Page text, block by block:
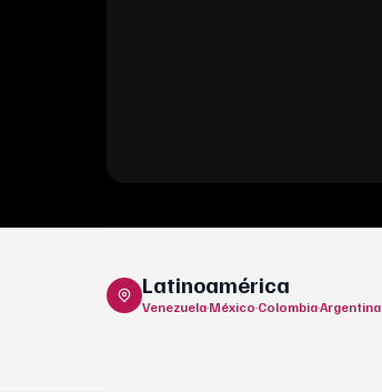
Latinoamérica
Venezuela·México·Colombia·Argentina